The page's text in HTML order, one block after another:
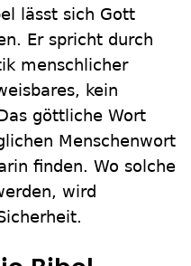
lässt sich Gott
Er spricht durch
menschlicher
kein
göttliche Wort
Menschenwort
finden. Wo solche
wird